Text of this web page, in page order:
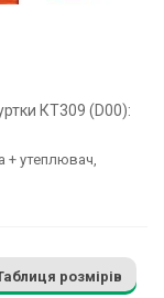
КТ309 (D00):
+ утеплювач,
розмірів